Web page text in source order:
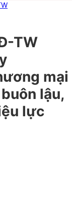
TW
mại
lậu,
lực